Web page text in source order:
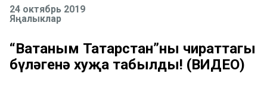
24 октябрь 2019
Яңалыклар
“Ватаным Татарстан”ның чираттагы
бүләгенә хуҗа табылды! (ВИДЕО)